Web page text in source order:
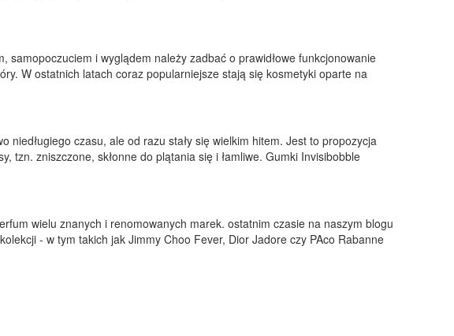
i wyglądem należy zadbać o prawidłowe funkcjonowanie
W ostatnich latach coraz popularniejsze stają się kosmetyki oparte na
czasu, ale od razu stały się wielkim hitem. Jest to propozycja
tzn. zniszczone, skłonne do plątania się i łamliwe. Gumki Invisibobble
wielu znanych i renomowanych marek. ostatnim czasie na naszym blogu
- w tym takich jak Jimmy Choo Fever, Dior Jadore czy PAco Rabanne